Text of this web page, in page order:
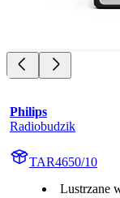
Philips
Radiobudzik
TAR4650/10
Lustrzane